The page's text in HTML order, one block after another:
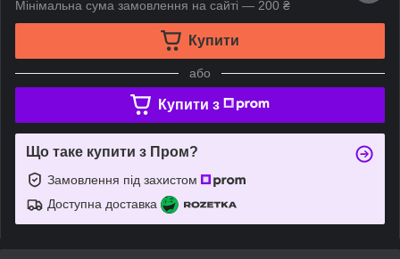
Мінімальна сума замовлення на сайті — 200 ₴
Купити
або
Купити з
Що таке купити з Пром?
Замовлення під захистом
Доступна доставка